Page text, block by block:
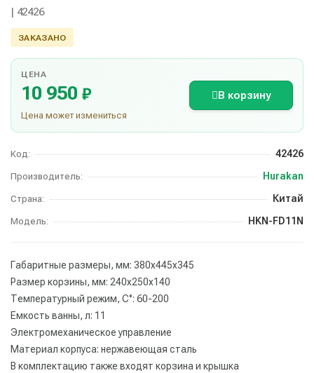
| 42426
ЗАКАЗАНО
ЦЕНА
10 950₽
Цена может измениться
В корзину
Код: 42426
Производитель: Hurakan
Страна: Китай
Модель: HKN-FD11N
Габаритные размеры, мм: 380x445x345
Размер корзины, мм: 240x250x140
Температурный режим, С°: 60-200
Емкость ванны, л: 11
Электромеханическое управление
Материал корпуса: нержавеющая сталь
В комплектацию также входят корзина и крышка